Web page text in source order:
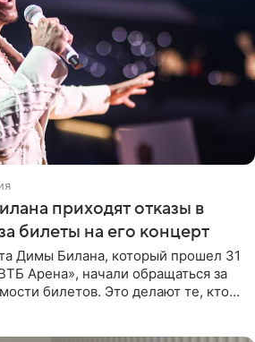
приходят отказы в
билеты на его концерт
Димы Билана, который прошел 31
Арена», начали обращаться за
билетов. Это делают те, кто